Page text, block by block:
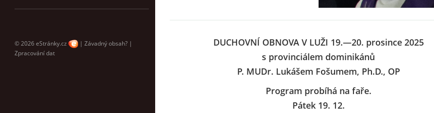
© 2026 eStránky.cz | Závadný obsah? |
Zpracování dat
DUCHOVNÍ OBNOVA V LUŽI 19.—20. prosince 2025
s provinciálem dominikánů
P. MUDr. Lukášem Fošumem, Ph.D., OP
Program probíhá na faře.
Pátek 19. 12.